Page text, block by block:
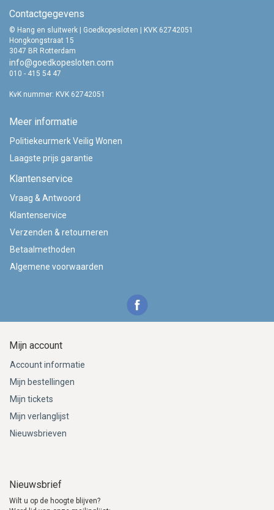
Contactgegevens
© Hang en sluitwerk | Goedkopesloten | KVK 62742051
Hongkongstraat 15
3047 BR Rotterdam
info@goedkopesloten.com
010 - 415 54 47
KvK nummer: KVK 62742051
Meer informatie
Politiekeurmerk Veilig Wonen
Laagste prijs garantie
Klantenservice
Vraag & Antwoord
Klantenservice
Verzenden & retourneren
Betaalmethoden
Algemene voorwaarden
Mijn account
Account informatie
Mijn bestellingen
Mijn tickets
Mijn verlanglijst
Nieuwsbrieven
Nieuwsbrief
Wilt u op de hoogte blijven?